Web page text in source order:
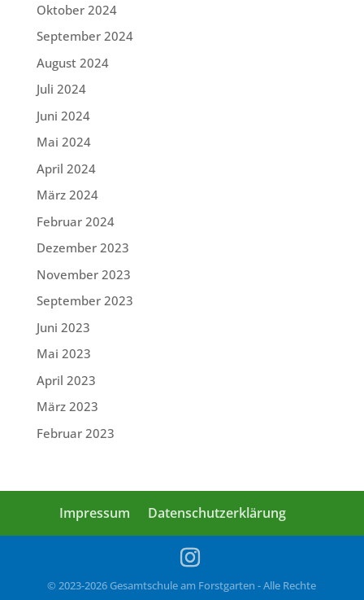
Oktober 2024
September 2024
August 2024
Juli 2024
Juni 2024
Mai 2024
April 2024
März 2024
Februar 2024
Dezember 2023
November 2023
September 2023
Juni 2023
Mai 2023
April 2023
März 2023
Februar 2023
Impressum Datenschutzerklärung
© 2023-2026 Gesamtschule am Forstgarten - Alle Rechte